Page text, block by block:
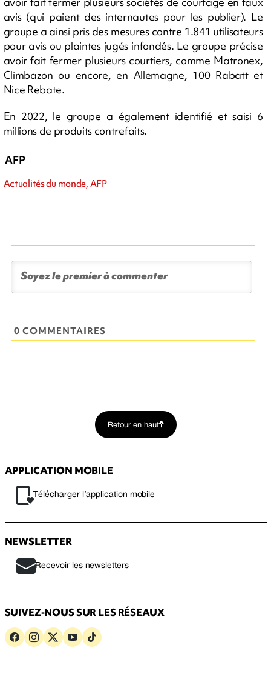
avis (qui paient des internautes pour les publier). Le
groupe a ainsi pris des mesures contre 1.841 utilisateurs
pour avis ou plaintes jugés infondés. Le groupe précise
avoir fait fermer plusieurs courtiers, comme Matronex,
Climbazon ou encore, en Allemagne, 100 Rabatt et
Nice Rebate.
En 2022, le groupe a également identifié et saisi 6
millions de produits contrefaits.
AFP
Actualités du monde, AFP
0 COMMENTAIRES
Retour en haut
APPLICATION MOBILE
Télécharger l’application mobile
NEWSLETTER
Recevoir les newsletters
SUIVEZ-NOUS SUR LES RÉSEAUX